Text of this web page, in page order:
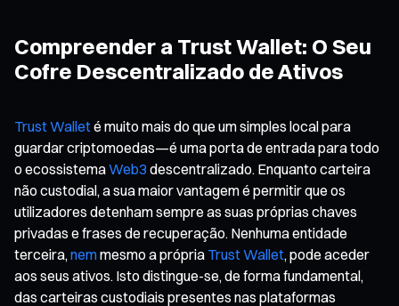
Compreender a Trust Wallet: O Seu
Cofre Descentralizado de Ativos
Trust Walleté muito mais do que um simples local para
guardar criptomoedas—é uma porta de entrada para todo
o ecossistemaWeb3 descentralizado. Enquanto carteira
não custodial, a sua maior vantagem é permitir que os
utilizadores detenham sempre as suas próprias chaves
privadas e frases de recuperação. Nenhuma entidade
terceira, nemmesmo a própria Trust Wallet, pode aceder
aos seus ativos. Isto distingue-se, de forma fundamental,
das carteiras custodiais presentes nas plataformas